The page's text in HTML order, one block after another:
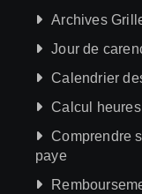
Archives
Jour de
Calendrier
Calcul
Comprendre
paye